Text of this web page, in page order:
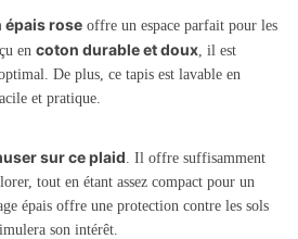
épais rose offre un espace parfait pour les
en coton durable et doux, il est
De plus, ce tapis est lavable en
et pratique.
sur ce plaid. Il offre suffisamment
tout en étant assez compact pour un
épais offre une protection contre les sols
son intérêt.